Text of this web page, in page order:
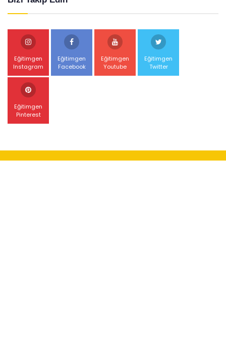
Eğitimgen
Instagram
Eğitimgen
Facebook
Eğitimgen
Youtube
Eğitimgen
Twitter
Eğitimgen
Pinterest